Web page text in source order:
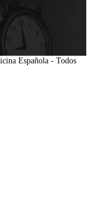
Española - Todos